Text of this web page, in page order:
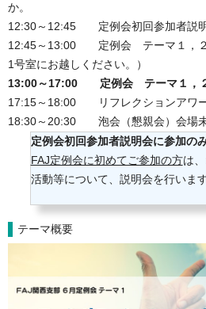
か。
12:30～12:45　　定例会初回参加者説
12:45～13:00　　定例会　テーマ１，
13:00～17:00　　定例会　テーマ１，
17:15～18:00　　リフレクションアワ
18:30～20:30　　泡会（懇親会）会場
定例会初回参加者説明会に参加の
FAJ定例会に初めてご参加の方は
活動等について、説明会を行います
テーマ概要